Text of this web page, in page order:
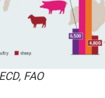
FAO